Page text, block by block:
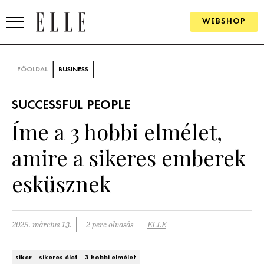
WEBSHOP
SZÉPSÉG
ÉLETMÓD
PÁRKAPCSOLAT
FŐOLDAL BUSINESS
SUCCESSFUL PEOPLE
Íme a 3 hobbi elmélet,
amire a sikeres emberek
esküsznek
2025. március 13. 2 perc olvasás ELLE
siker sikeres élet 3 hobbi elmélet